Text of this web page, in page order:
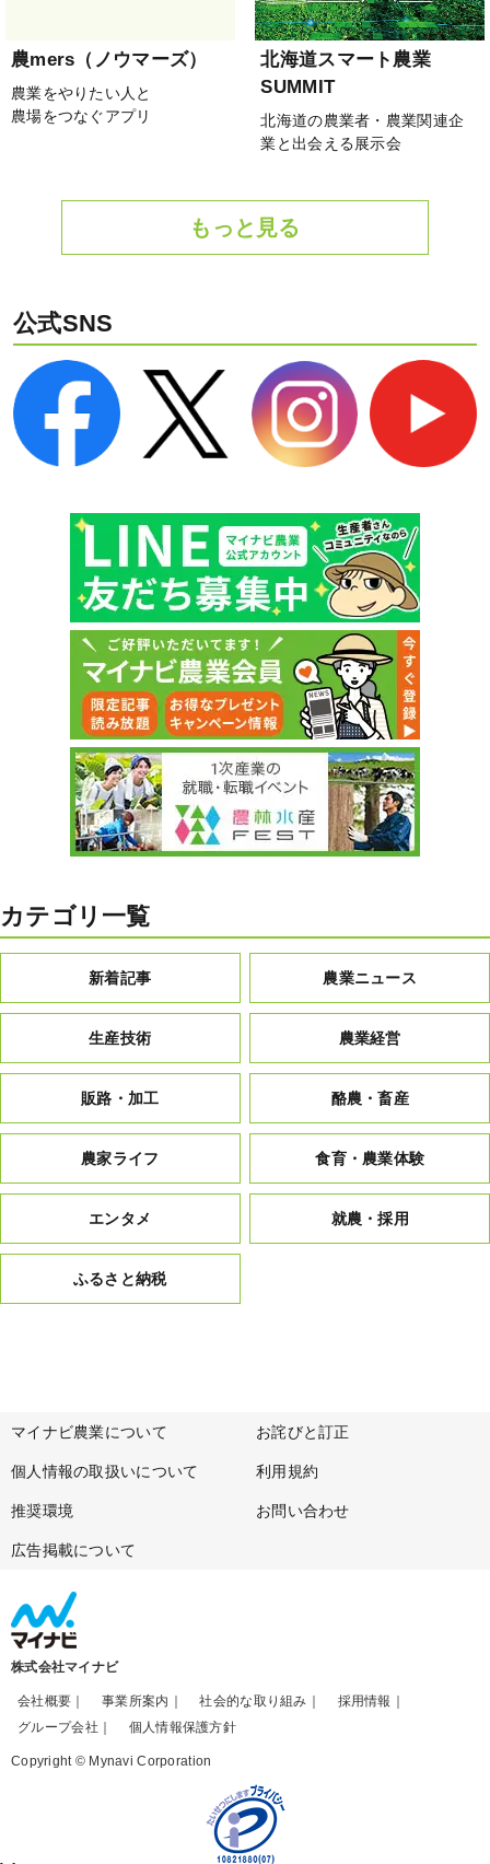
農mers（ノウマーズ）
農業をやりたい人と
農場をつなぐアプリ
北海道スマート農業
SUMMIT
北海道の農業者・農業関連企
業と出会える展示会
もっと見る
公式SNS
カテゴリ一覧
新着記事 農業ニュース
生産技術 農業経営
販路・加工 酪農・畜産
農家ライフ 食育・農業体験
エンタメ 就農・採用
ふるさと納税
マイナビ農業について お詫びと訂正
個人情報の取扱いについて 利用規約
推奨環境 お問い合わせ
広告掲載について
株式会社マイナビ
会社概要 事業所案内 社会的な取り組み
採用情報
グループ会社
個人情報保護方針
Copyright © Mynavi Corporation